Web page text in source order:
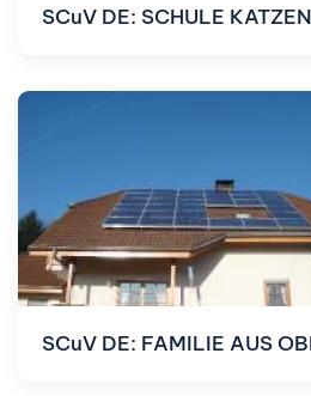
SCuV DE: SCHULE
SCuV DE: FAMILIE AUS